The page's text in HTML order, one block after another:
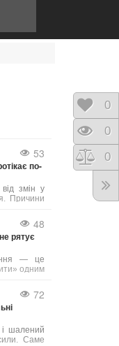
53
по-
змін у
Причини
Давайте
взяти на
48
рятує
— це
одним
але72
і шалений
Саме
0
0
0